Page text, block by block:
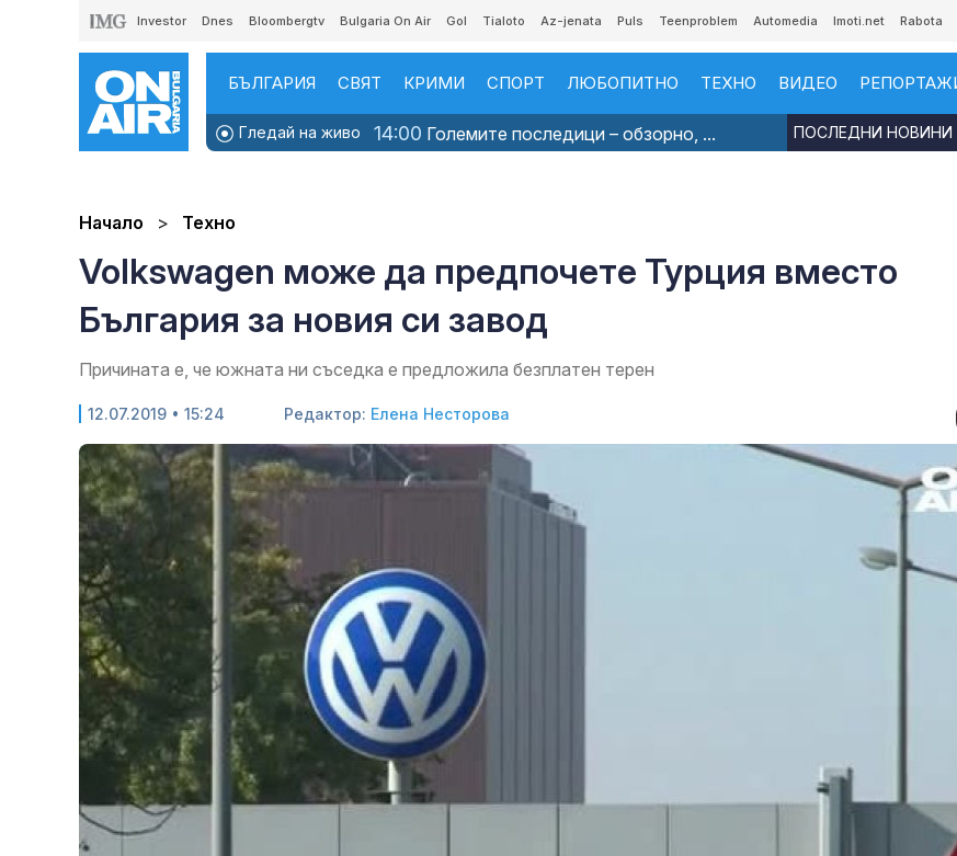
Investor Dnes Bloombergtv Bulgaria On Air Gol Tialoto Az-jenata Puls Teenproblem Automedia Imoti.net Rabota
БЪЛГАРИЯ СВЯТ КРИМИ СПОРТ ЛЮБОПИТНО ТЕХНО ВИДЕО
Гледай на живо 14:00 Големите последици – обзорно, ... ПОСЛЕДНИ НОВИНИ
Начало Техно
Volkswagen може да предпочете Турция вместо
България за новия си завод
Причината е, че южната ни съседка е предложила безплатен терен
12.07.2019 • 15:24 Редактор: Елена Несторова